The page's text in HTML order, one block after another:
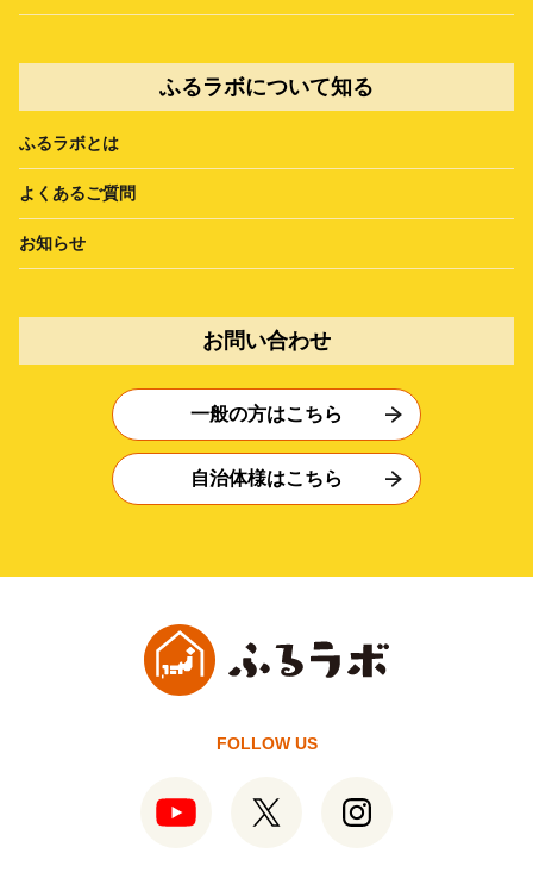
ふるラボについて知る
ふるラボとは
よくあるご質問
お知らせ
お問い合わせ
一般の方はこちら
自治体様はこちら
FOLLOW US